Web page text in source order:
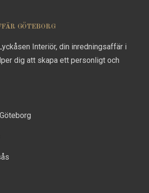
GÖTEBORG
Interiör, din inredningsaffär i
dig att skapa ett personligt och